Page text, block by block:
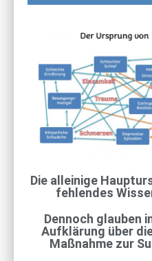
HAPPY
Fundierter
der alle
nicht nur
Die alleinige
fehlendes
Dennoch glauben
Aufklärung über
Maßnahme zur